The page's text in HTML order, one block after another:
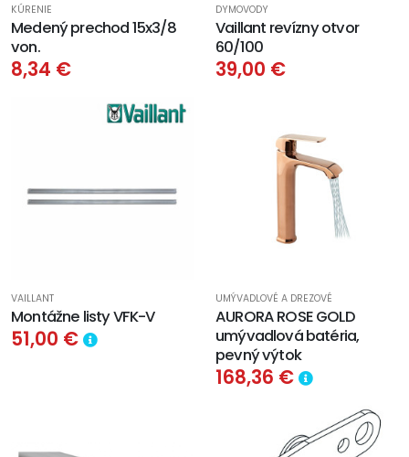
KÚRENIE
Medený prechod 15x3/8
von.
8,34 €
DYMOVODY
Vaillant revízny otvor
60/100
39,00 €
VAILLANT
Montážne listy VFK-V
51,00 €
UMÝVADLOVÉ A DREZOVÉ
AURORA ROSE GOLD
umývadlová batéria,
pevný výtok
168,36 €